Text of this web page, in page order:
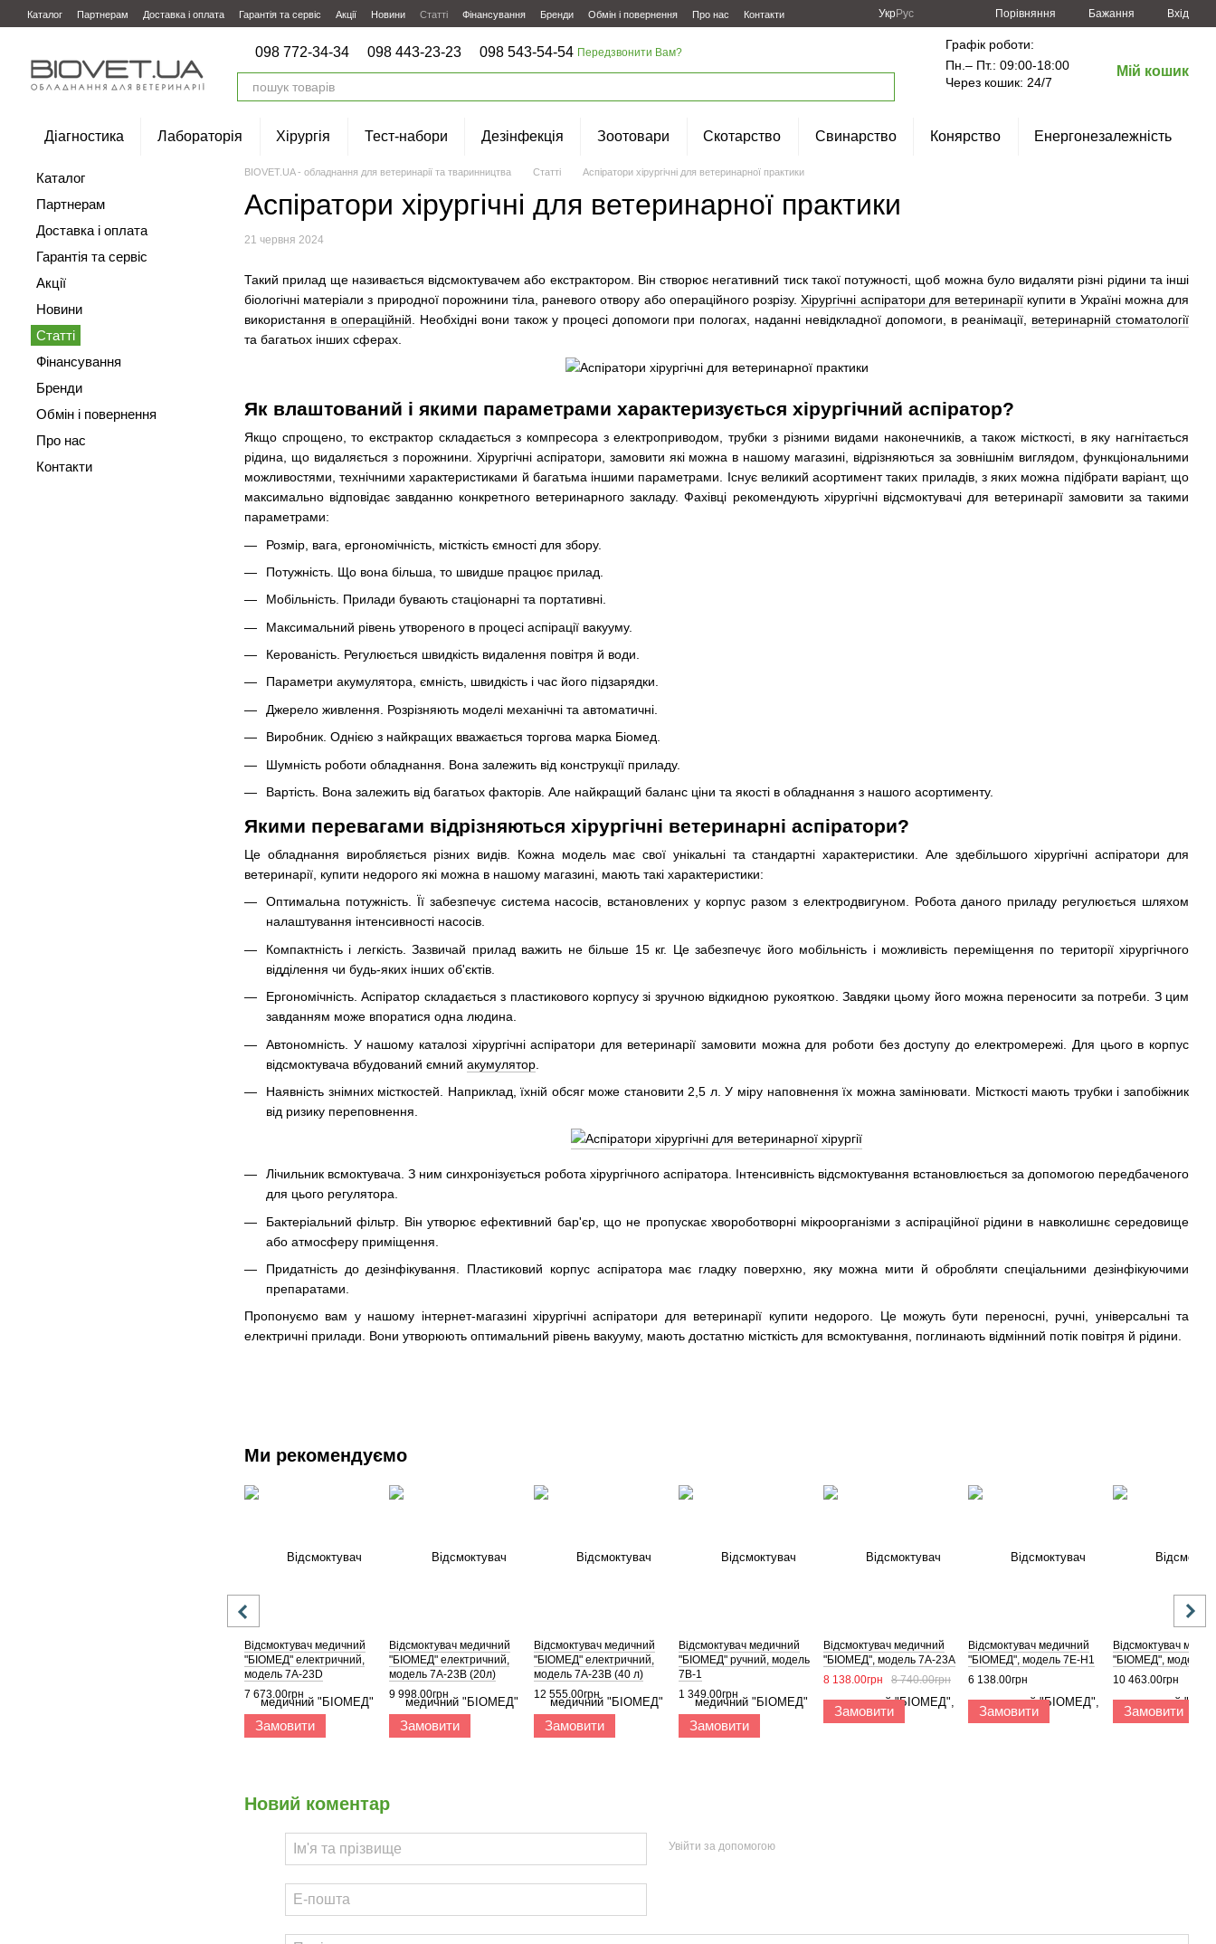
Перейти до основного контенту
Каталог Партнерам Доставка і оплата Гарантія та сервіс Акції Новини Статті Фінансування Бренди Обмін і повернення Про нас Контакти УкрРус Порівняння Бажання Вхід
098 772-34-34 098 443-23-23 098 543-54-54 Передзвонити Вам?
Графік роботи:
Пн.– Пт.: 09:00-18:00
Через кошик: 24/7
Мій кошик
Діагностика Лабораторія Хірургія Тест-набори Дезінфекція Зоотовари Скотарство Свинарство Конярство Енергонезалежність
BIOVET.UA - обладнання для ветеринарії та тваринництва Статті Аспіратори хірургічні для ветеринарної практики
Аспіратори хірургічні для ветеринарної практики
21 червня 2024
Такий прилад ще називається відсмоктувачем або екстрактором. Він створює негативний тиск такої потужності, щоб можна було видаляти різні рідини та інші
біологічні матеріали з природної порожнини тіла, раневого отвору або операційного розрізу.Хірургічні аспіратори для ветеринаріїкупити в Україні можна для
використання в операційній. Необхідні вони також у процесі допомоги при пологах, наданні невідкладної допомоги, в реанімації, ветеринарній стоматології
та багатьох інших сферах.
Як влаштований і якими параметрами характеризується хірургічний аспіратор?
Якщо спрощено, то екстрактор складається з компресора з електроприводом, трубки з різними видами наконечників, а також місткості, в яку нагнітається
рідина, що видаляється з порожнини. Хірургічні аспіратори, замовити які можна в нашому магазині, відрізняються за зовнішнім виглядом, функціональними
можливостями, технічними характеристиками й багатьма іншими параметрами. Існує великий асортимент таких приладів, з яких можна підібрати варіант, що
максимально відповідає завданню конкретного ветеринарного закладу. Фахівці рекомендують хірургічні відсмоктувачі для ветеринарії замовити за такими
параметрами:
Розмір, вага, ергономічність, місткість ємності для збору.
Потужність. Що вона більша, то швидше працює прилад.
Мобільність. Прилади бувають стаціонарні та портативні.
Максимальний рівень утвореного в процесі аспірації вакууму.
Керованість. Регулюється швидкість видалення повітря й води.
Параметри акумулятора, ємність, швидкість і час його підзарядки.
Джерело живлення. Розрізняють моделі механічні та автоматичні.
Виробник. Однією з найкращих вважається торгова марка Біомед.
Шумність роботи обладнання. Вона залежить від конструкції приладу.
Вартість. Вона залежить від багатьох факторів. Але найкращий баланс ціни та якості в обладнання з нашого асортименту.
Якими перевагами відрізняються хірургічні ветеринарні аспіратори?
Це обладнання виробляється різних видів. Кожна модель має свої унікальні та стандартні характеристики. Але здебільшого хірургічні аспіратори для
ветеринарії, купити недорого які можна в нашому магазині, мають такі характеристики:
Оптимальна потужність. Її забезпечує система насосів, встановлених у корпус разом з електродвигуном. Робота даного приладу регулюється шляхом
налаштування інтенсивності насосів.
Компактність і легкість. Зазвичай прилад важить не більше 15 кг. Це забезпечує його мобільність і можливість переміщення по території хірургічного
відділення чи будь-яких інших об'єктів.
Ергономічність. Аспіратор складається з пластикового корпусу зі зручною відкидною рукояткою. Завдяки цьому його можна переносити за потреби. З цим
завданням може впоратися одна людина.
Автономність. У нашому каталозі хірургічні аспіратори для ветеринарії замовити можна для роботи без доступу до електромережі. Для цього в корпус
відсмоктувача вбудований ємний акумулятор
Наявність знімних місткостей. Наприклад, їхній обсяг може становити 2,5 л. У міру наповнення їх можна замінювати. Місткості мають трубки і запобіжник
від ризику переповнення.
Лічильник всмоктувача. З ним синхронізується робота хірургічного аспіратора. Інтенсивність відсмоктування встановлюється за допомогою передбаченого
для цього регулятора.
Бактеріальний фільтр. Він утворює ефективний бар'єр, що не пропускає хвороботворні мікроорганізми з аспіраційної рідини в навколишнє середовище
або атмосферу приміщення.
Придатність до дезінфікування. Пластиковий корпус аспіратора має гладку поверхню, яку можна мити й обробляти спеціальними дезінфікуючими
препаратами.
Пропонуємо вам у нашому інтернет-магазині хірургічні аспіратори для ветеринарії купити недорого. Це можуть бути переносні, ручні, універсальні та
електричні прилади. Вони утворюють оптимальний рівень вакууму, мають достатню місткість для всмоктування, поглинають відмінний потік повітря й рідини.
Ми рекомендуємо
Відсмоктувач медичний
"БІОМЕД" електричний,
модель 7А-23D
7 673.00грн
Замовити
Відсмоктувач медичний
"БІОМЕД" електричний,
модель 7А-23В (20л)
9 998.00грн
Замовити
Відсмоктувач медичний
"БІОМЕД" електричний,
модель 7А-23В (40 л)
12 555.00грн
Замовити
Відсмоктувач медичний
"БІОМЕД" ручний, модель
7В-1
1 349.00грн
Замовити
Відсмоктувач медичний
"БІОМЕД", модель 7А-23А
8 138.00грн
8 740.00грн
Замовити
Відсмоктувач медичний
"БІОМЕД", модель 7E-H1
6 138.00грн
Замовити
Відсмоктувач
"БІОМЕД", модель
10 463.00грн
Замовити
Новий коментар
Увійти за допомогою
Каталог
Партнерам
Доставка і оплата
Гарантія та сервіс
Акції
Новини
Статті
Фінансування
Бренди
Обмін і повернення
Про нас
Контакти